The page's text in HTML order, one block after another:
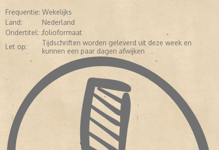
kabinet-Den Uyl. Het deed de populariteit van het blad zeker geen
kwaad. Het is aannemelijk dat zijn bekendheid als politiek
commentator op de televisie hier ook aan bijdroeg. Ook in dit
nummer trekt Hoogendijk weer stevig van leer in het bekende gele
katern. Elsevier neemt anno 2006 nog altijd geregeld een
uitgesproken standpunt in. Daarmee bevestigt het blad haar
onafhankelijke status alleen maar.
Frequentie: Wekelijks
Land:
Nederland
Ondertitel: folioformaat
Let op:
Tijdschriften worden geleverd uit deze week en
kunnen een paar dagen afwijken